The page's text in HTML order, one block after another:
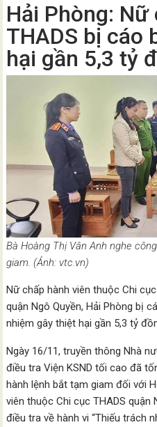
Hải Phòng:
THADS bị cáo
hại gần 5,3 tỷ
Bà Hoàng Thị Vân Anh nghe
giam. (Ảnh: vtc.vn)
Nữ chấp hành viên thuộc Chi
quận Ngô Quyền, Hải Phòng bị
nhiệm gây thiệt hại gần 5,3 tỷ
Ngày 16/11, truyền thông Nhà
điều tra Viện KSND tối cao đã
hành lệnh bắt tạm giam đối với
viên thuộc Chi cục THADS quận
điều tra về hành vi “Thiếu trách